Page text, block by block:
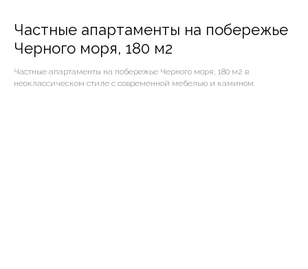
Частные апартаменты на побережье
Черного моря, 180 м2
Частные апартаменты на побережье Черного моря, 180 м2 в
неоклассическом стиле с современной мебелью и камином.